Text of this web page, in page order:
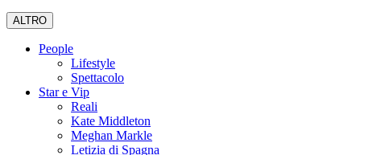
ALTRO
People
Lifestyle
Spettacolo
Star e Vip
Reali
Kate Middleton
Meghan Markle
Letizia di Spagna